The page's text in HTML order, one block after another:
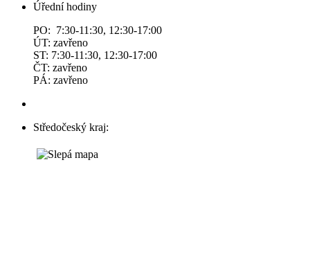
Úřední hodiny
PO: 7:30-11:30, 12:30-17:00
ÚT: zavřeno
ST: 7:30-11:30, 12:30-17:00
ČT: zavřeno
PÁ: zavřeno
Středočeský kraj: